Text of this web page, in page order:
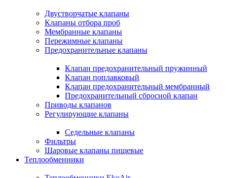
Двустворчатые клапаны
Клапаны отбора проб
Мембранные клапаны
Пережимные клапаны
Предохранительные клапаны
Клапан предохранительный пружинный
Клапан поплавковый
Клапан предохранительный мембранный
Предохранительный сбросной клапан
Приводы клапанов
Регулирующие клапаны
Седельные клапаны
Фильтры
Шаровые клапаны пищевые
Теплообменники